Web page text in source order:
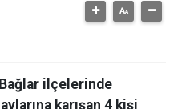
Bağlar ilçelerinde
karışan 4 kişi